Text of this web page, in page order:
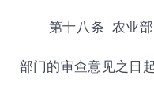
第十八条 农业
部门的审查意见之日